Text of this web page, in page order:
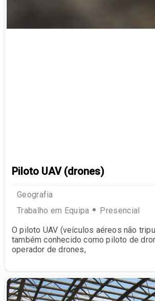
Piloto UAV (drones)
Geografia
Trabalho em Equipa
Presencial
O piloto UAV (veículos aéreos não
também conhecido como piloto de
operador de drones,